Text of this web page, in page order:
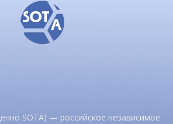
SOTA) — российское независимое